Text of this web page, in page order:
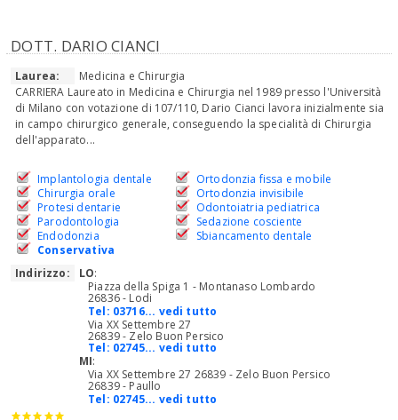
DOTT. DARIO CIANCI
Laurea:
Medicina e Chirurgia
CARRIERA Laureato in Medicina e Chirurgia nel 1989 presso l'Università
di Milano con votazione di 107/110, Dario Cianci lavora inizialmente sia
in campo chirurgico generale, conseguendo la specialità di Chirurgia
dell'apparato...
Implantologia dentale
Chirurgia orale
Protesi dentarie
Parodontologia
Endodonzia
Conservativa
Ortodonzia fissa e mobile
Ortodonzia invisibile
Odontoiatria pediatrica
Sedazione cosciente
Sbiancamento dentale
Indirizzo: LO:
Piazza della Spiga 1 - Montanaso Lombardo
26836 - Lodi
Tel: 03716... vedi tutto
Via XX Settembre 27
26839 - Zelo Buon Persico
Tel: 02745... vedi tutto
MI:
Via XX Settembre 27 26839 - Zelo Buon Persico
26839 - Paullo
Tel: 02745... vedi tutto